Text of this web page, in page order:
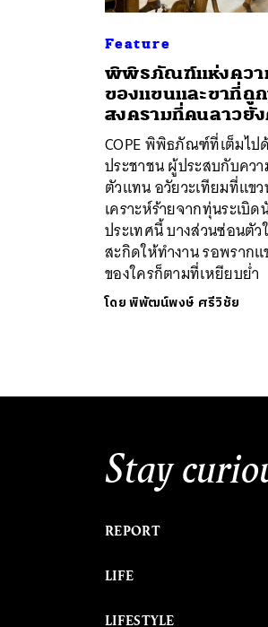
Feature
พิพิธภัณฑ์แห่งควา
ของแขนและขาที่ถู
สงครามที่คนลาวยั
COPE พิพิธภัณฑ์ที่เต็มไป
ประชาชน ผู้ประสบกับคว
ตัวแทน อวัยวะเทียมที่แข
เคราะห์ร้ายจากทุ่นระเ
ประเทศนี้ บางส่วนซ่อนตั
สะกิดให้ทำงาน รอพราก
ของใครก็ตามที่เหยียบย่ำ
โดยพิพัฒน์พงษ์ ศรีวิชัย
Stay
REPORT
LIFE
LIFESTYLE